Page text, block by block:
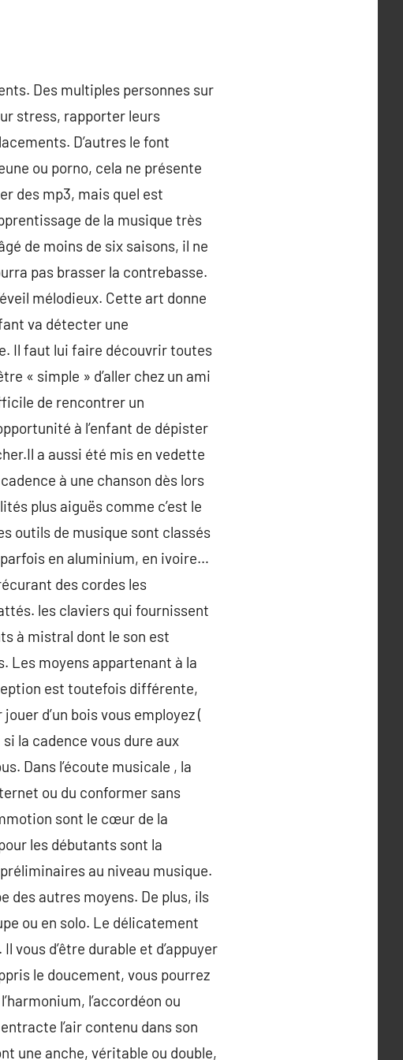
Des multiples personnes sur
stress, rapporter leurs
D’autres le font
ou porno, cela ne présente
des mp3, mais quel est
de la musique très
de moins de six saisons, il ne
pas brasser la contrebasse.
mélodieux. Cette art donne
va détecter une
Il faut lui faire découvrir toutes
« simple » d’aller chez un ami
de rencontrer un
à l’enfant de dépister
a aussi été mis en vedette
à une chanson dès lors
plus aiguës comme c’est le
outils de musique sont classés
en aluminium, en ivoire…
des cordes les
les claviers qui fournissent
à mistral dont le son est
Les moyens appartenant à la
est toutefois différente,
d’un bois vous employez (
la cadence vous dure aux
Dans l’écoute musicale , la
ou du conformer sans
sont le cœur de la
les débutants sont la
au niveau musique.
des autres moyens. De plus, ils
ou en solo. Le délicatement
d’être durable et d’appuyer
le doucement, vous pourrez
l’accordéon ou
l’air contenu dans son
une anche, véritable ou double,